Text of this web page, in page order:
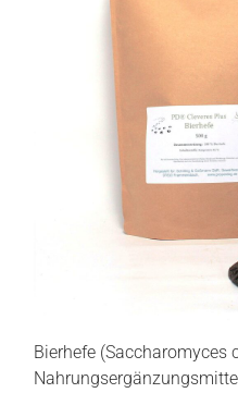
Bierhefe (Saccharomyces